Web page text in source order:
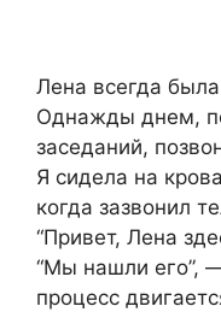
Лена всегда
Однажды днем,
заседаний,
Я сидела на
когда зазвонил
“Привет, Лена
“Мы нашли его”,
процесс